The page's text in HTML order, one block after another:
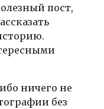
пост,
ничего не
без